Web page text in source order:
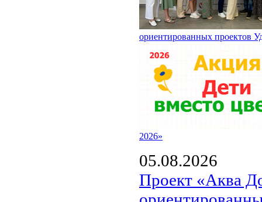
ориентированных проектов
2026»
05.08.2026
Проект «Аква